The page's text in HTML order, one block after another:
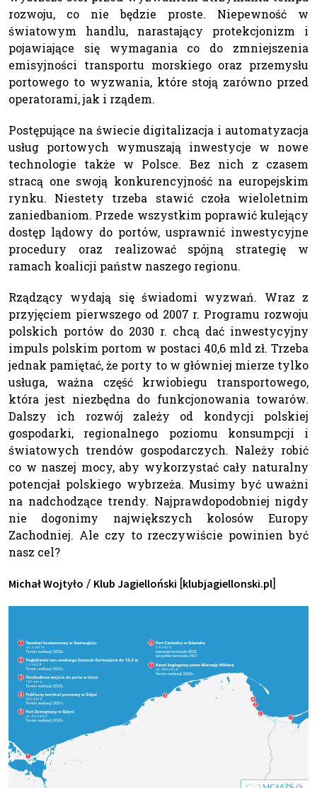
rozwoju, co nie będzie proste. Niepewność w
światowym handlu, narastający protekcjonizm i
pojawiające się wymagania co do zmniejszenia
emisyjności transportu morskiego oraz przemysłu
portowego to wyzwania, które stoją zarówno przed
operatorami, jak i rządem.
Postępujące na świecie digitalizacja i automatyzacja
usług portowych wymuszają inwestycje w nowe
technologie także w Polsce. Bez nich z czasem
stracą one swoją konkurencyjność na europejskim
rynku. Niestety trzeba stawić czoła wieloletnim
zaniedbaniom. Przede wszystkim poprawić kulejący
dostęp lądowy do portów, usprawnić inwestycyjne
procedury oraz realizować spójną strategię w
ramach koalicji państw naszego regionu.
Rządzący wydają się świadomi wyzwań. Wraz z
przyjęciem pierwszego od 2007 r. Programu rozwoju
polskich portów do 2030 r. chcą dać inwestycyjny
impuls polskim portom w postaci 40,6 mld zł. Trzeba
jednak pamiętać, że porty to w główniej mierze tylko
usługa, ważna część krwiobiegu transportowego,
która jest niezbędna do funkcjonowania towarów.
Dalszy ich rozwój zależy od kondycji polskiej
gospodarki, regionalnego poziomu konsumpcji i
światowych trendów gospodarczych. Należy robić
co w naszej mocy, aby wykorzystać cały naturalny
potencjał polskiego wybrzeża. Musimy być uważni
na nadchodzące trendy. Najprawdopodobniej nigdy
nie dogonimy największych kolosów Europy
Zachodniej. Ale czy to rzeczywiście powinien być
nasz cel?
Michał Wojtyło / Klub Jagielloński [klubjagiellonski.pl]